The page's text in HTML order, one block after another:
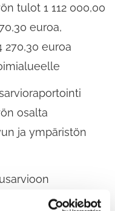
tulot 1 112 000,00
euroa,
euroa
osalta
ja ympäristön
ja osuuksiin 300